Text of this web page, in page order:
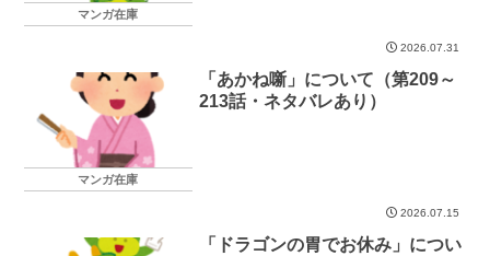
マンガ在庫
2026.07.31
マンガ在庫
「あかね噺」について（第209～
213話・ネタバレあり）
2026.07.15
「ドラゴンの胃でお休み」につい